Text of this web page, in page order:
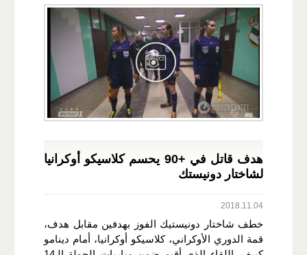
هدف قاتل في +90 يحسم كلاسيكو أوكرانيا
لشاختار دونيستك
2018.11.04
خطف شاختار دونيستيك الفوز بهدفين مقابل هدف،
قمة الدوري الأوكراني، كلاسيكو أوكرانيا، أمام دينامو